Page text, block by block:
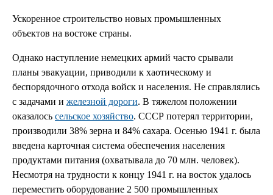
Ускоренное строительство новых промышленных
объектов на востоке страны.
Однако наступление немецких армий часто срывали
планы эвакуации, приводили к хаотическому и
беспорядочного отхода войск и населения. Не справлялись
с задачами и железной дороги. В тяжелом положении
оказалось сельское хозяйство. СССР потерял территории,
производили 38% зерна и 84% сахара. Осенью 1941 г. была
введена карточная система обеспечения населения
продуктами питания (охватывала до 70 млн. человек).
Несмотря на трудности к концу 1941 г. на восток удалось
переместить оборудование 2 500 промышленных